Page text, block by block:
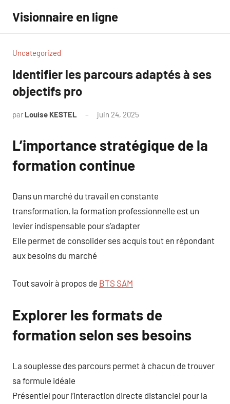
contenu
Visionnaire en ligne
Uncategorized
Identifier les parcours adaptés à ses
objectifs pro
par Louise KESTEL juin 24, 2025
L’importance stratégique de la
formation continue
Dans un marché du travail en constante
transformation, la formation professionnelle est un
levier indispensable pour s’adapter
Elle permet de consolider ses acquis tout en répondant
aux besoins du marché
Tout savoir à propos de BTS SAM
Explorer les formats de
formation selon ses besoins
La souplesse des parcours permet à chacun de trouver
sa formule idéale
Présentiel pour l’interaction directe distanciel pour la